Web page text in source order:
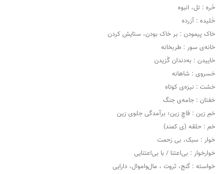
خَره : تل، انبوه
خَلیده : آزرده
خاک پیمودن : بر خاک بودن، ستایش کردن
خانه‌ی سور : طربخانه
خاییدن : به‌دندان گَزیدن
خسروی : شاهانه
خشت : نیزه‌ی کوتاه
خفتان : جامه‌ی جنگ
خمِ زین : قاچِ زین؛ برآمدگی جلوی زین
خم : حلقه‌ (ی کمند)
خوار : سبک، بی ‌زحمت
خوارخوار : بی‌اعتنا / با بی‌اعتنایی
خواسته : گنج، ثروت ، مال‌واموال، دارایی